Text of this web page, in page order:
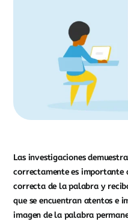
Las investigaciones
correctamente es importante
correcta de la palabra y
que se encuentran atentos e
imagen de la palabra